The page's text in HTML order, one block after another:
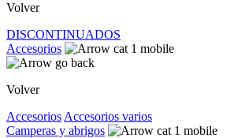
Volver
DISCONTINUADOS
Accesorios
Volver
Accesorios Accesorios varios
Camperas y abrigos